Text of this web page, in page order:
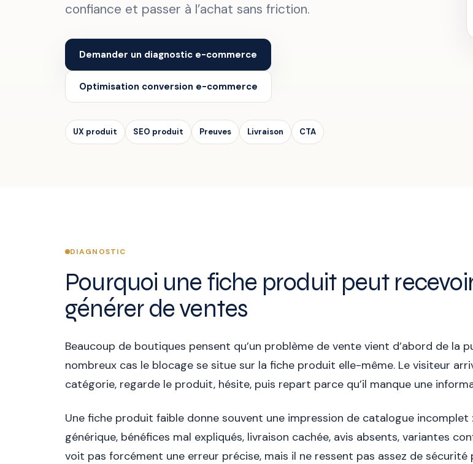
confiance et passer à l’achat sans friction.
Demander un diagnostic e-commerce
Optimisation conversion e-commerce
UX produit SEO produit Preuves Livraison CTA
DIAGNOSTIC
Pourquoi une fiche produit peut
générer de ventes
Beaucoup de boutiques pensent qu’un problème de vente vient d’abord de la
nombreux cas le blocage se situe sur la fiche produit elle-même. Le visiteur
catégorie, regarde le produit, hésite, puis repart parce qu’il manque une
Une fiche produit faible donne souvent une impression de catalogue
générique, bénéfices mal expliqués, livraison cachée, avis absents, variantes
voit pas forcément une erreur précise, mais il ne ressent pas assez de sécurité